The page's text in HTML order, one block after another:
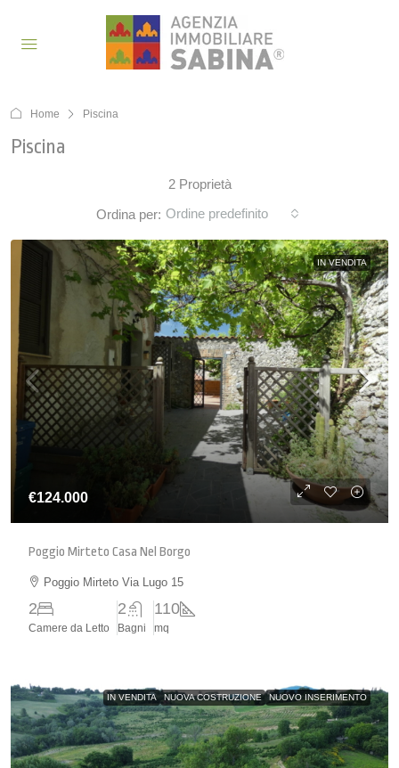
Home Piscina
Piscina
2 Proprietà
Ordina per: Ordine predefinito
IN VENDITA
€124.000
Poggio Mirteto Casa Nel Borgo
Poggio Mirteto Via Lugo 15
2
Camere da Letto
2
Bagni
110
mq
IN VENDITA NUOVA COSTRUZIONE NUOVO INSERIMENTO